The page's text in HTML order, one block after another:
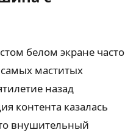
белом экране часто
маститых
назад
контента казалась
внушительный